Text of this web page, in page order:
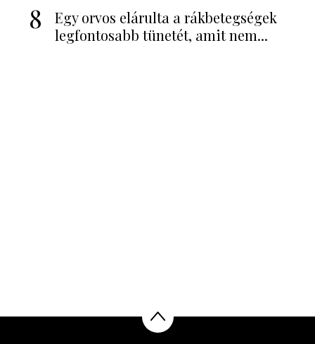
8
Egy orvos elárulta a rákbetegségek
legfontosabb tünetét, amit nem...